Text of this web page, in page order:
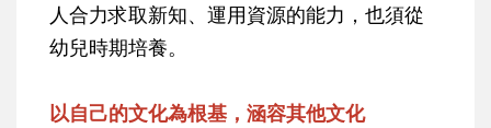
人合力求取新知、運用資源的能力，也須從
幼兒時期培養。
以自己的文化為根基，涵容其他文化